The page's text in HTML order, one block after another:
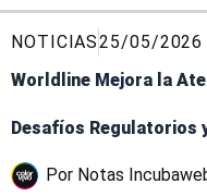
NOTICIAS25/05/2026
Worldline Mejora la
Desafíos Regulatorios
Por Notas